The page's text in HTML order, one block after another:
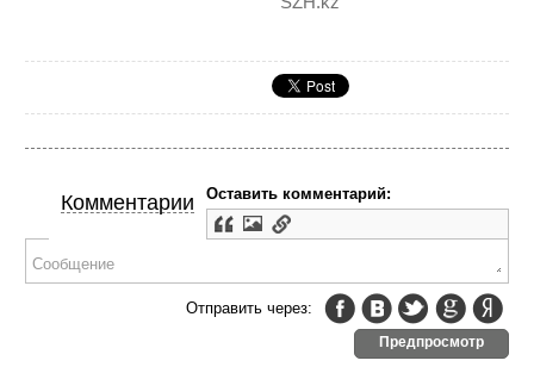
Комментарии Оставить комментарий:
Отправить через:
Предпросмотр